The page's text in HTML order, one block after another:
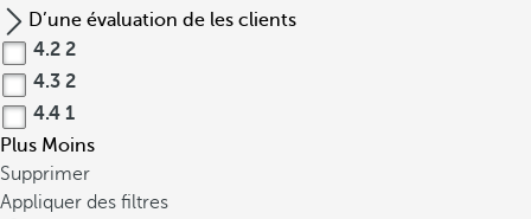
D’une évaluation de les clients
4.2 2
4.3 2
4.4 1
Plus Moins
Supprimer
Appliquer des filtres